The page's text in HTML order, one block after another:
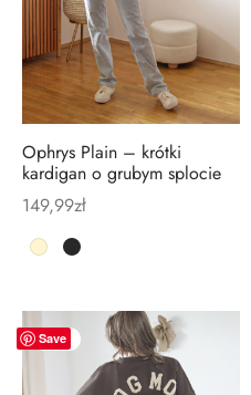
Ophrys Plain – krótki
kardigan o grubym splocie
149,99zł
Save
-26%